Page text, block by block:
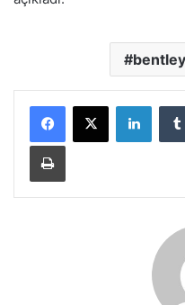
bentley
Yazdır